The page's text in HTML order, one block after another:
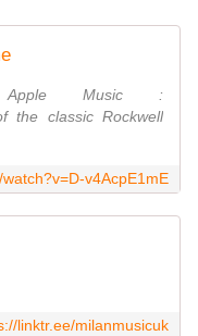
Music :
the classic Rockwell
v4AcpE1mE
linktr.ee/milanmusicuk